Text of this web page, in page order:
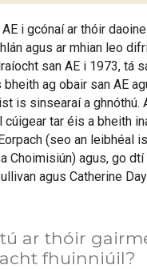
i gcónaí ar thóir
agus ar mhian leo
san AE i 1973, tá
bheith ag obair san AE
is sinsearaí a ghnóthú.
cúigear tar éis a bheith
(seo an leibhéal
Choimisiún) agus, go
agus Catherine
ar thóir
fhuinniúil?